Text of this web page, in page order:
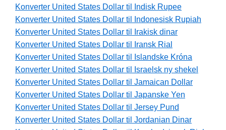
Konverter United States Dollar til Indisk Rupee
Konverter United States Dollar til Indonesisk Rupiah
Konverter United States Dollar til Irakisk dinar
Konverter United States Dollar til Iransk Rial
Konverter United States Dollar til Islandske Króna
Konverter United States Dollar til Israelsk ny shekel
Konverter United States Dollar til Jamaican Dollar
Konverter United States Dollar til Japanske Yen
Konverter United States Dollar til Jersey Pund
Konverter United States Dollar til Jordanian Dinar